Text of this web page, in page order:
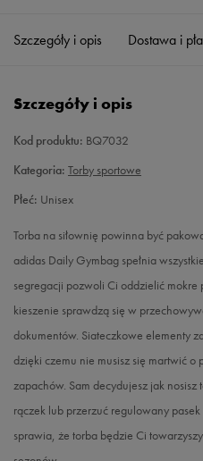
Szczegóły i opis Dostawa i
Szczegóły i opis
Kod produktu: BQ7032
Kategoria: Torby sportowe
Płeć: Unisex
Torba na siłownię powinna być
adidas Daily Gymbag spełnia
segregacji pozwoli Ci oddzielić mokre
kieszenie sprawdzą się w
dokumentów. Siateczkowe elementy
dzięki czemu nie musisz się martwić
zapachów. Sam decydujesz jak nosisz
rączek lub przerzuć regulowany pasek
sprawia, że torba będzie Ci